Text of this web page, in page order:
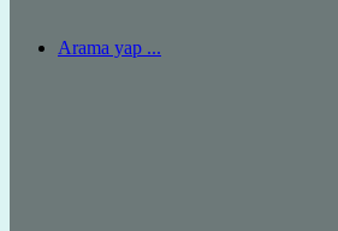
Arama yap ...